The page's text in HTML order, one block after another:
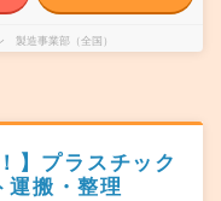
製造事業部（全国）
】プラスチック
運搬・整理